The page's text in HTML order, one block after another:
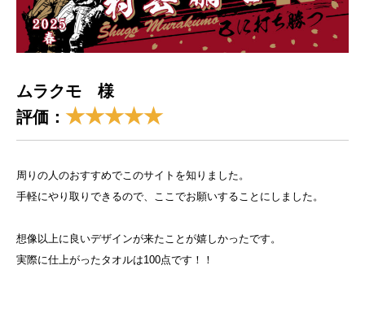
ムラクモ 様
評価： ★★★★★
周りの人のおすすめでこのサイトを知りました。
手軽にやり取りできるので、ここでお願いすることにしました。
想像以上に良いデザインが来たことが嬉しかったです。
実際に仕上がったタオルは100点です！！